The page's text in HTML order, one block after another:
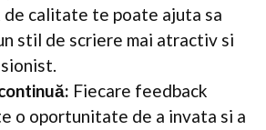
de calitate te poate ajuta sa
stil de scriere mai atractiv si
Fiecare feedback
o oportunitate de a invata si a